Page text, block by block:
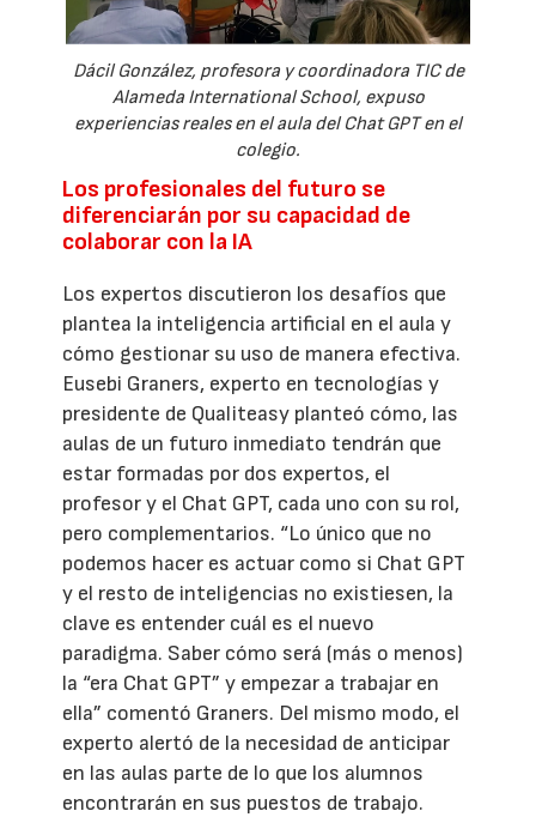
Dácil González, profesora y coordinadora TIC de
Alameda International School, expuso
experiencias reales en el aula del Chat GPT en el
colegio.
Los profesionales del futuro se
diferenciarán por su capacidad de
colaborar con la IA
Los expertos discutieron los desafíos que
plantea la inteligencia artificial en el aula y
cómo gestionar su uso de manera efectiva.
Eusebi Graners, experto en tecnologías y
presidente de Qualiteasy planteó cómo, las
aulas de un futuro inmediato tendrán que
estar formadas por dos expertos, el
profesor y el Chat GPT, cada uno con su rol,
pero complementarios. “Lo único que no
podemos hacer es actuar como si Chat GPT
y el resto de inteligencias no existiesen, la
clave es entender cuál es el nuevo
paradigma. Saber cómo será (más o menos)
la “era Chat GPT” y empezar a trabajar en
ella” comentó Graners. Del mismo modo, el
experto alertó de la necesidad de anticipar
en las aulas parte de lo que los alumnos
encontrarán en sus puestos de trabajo.